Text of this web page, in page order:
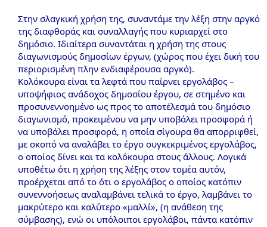
Στην σλαγκική χρήση της, συναντάμε την λέξη στην αργκό
της διαφθοράς και συναλλαγής που κυριαρχεί στο
δημόσιο. Ιδιαίτερα συναντάται η χρήση της στους
διαγωνισμούς δημοσίων έργων, (χώρος που έχει δική του
περιορισμένη πλην ενδιαφέρουσα αργκό).
Κολόκουρα είναι τα λεφτά που παίρνει εργολάβος –
υποψήφιος ανάδοχος δημοσίου έργου, σε στημένο και
προσυνεννοημένο ως προς το αποτέλεσμά του δημόσιο
διαγωνισμό, προκειμένου να μην υποβάλει προσφορά ή
να υποβάλει προσφορά, η οποία σίγουρα θα απορριφθεί,
με σκοπό να αναλάβει το έργο συγκεκριμένος εργολάβος,
ο οποίος δίνει και τα κολόκουρα στους άλλους. Λογικά
υποθέτω ότι η χρήση της λέξης στον τομέα αυτόν,
προέρχεται από το ότι ο εργολάβος ο οποίος κατόπιν
συνεννοήσεως αναλαμβάνει τελικά το έργο, λαμβάνει το
μακρύτερο και καλύτερο «μαλλί», (η ανάθεση της
σύμβασης), ενώ οι υπόλοιποι εργολάβοι, πάντα κατόπιν